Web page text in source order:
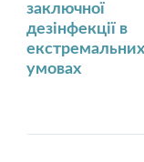
заключної
дезінфекції в
екстремальних
умовах